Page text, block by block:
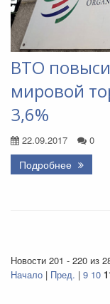
ВТО
мировой
3,6%
22.09.2017 0
Подробнее
Новости 201 - 220 из
Начало | Пред. | 9 10